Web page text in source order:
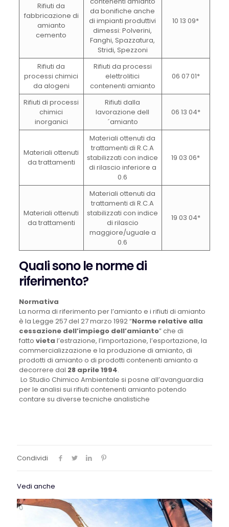
Rifiuti da
fabbricazione di
amianto
cemento
da bonifiche anche
di impianti produttivi
dimessi: Polverini,
Fanghi, Spazzatura,
Stridi, Spezzoni
10 13 09*
Rifiuti da
processi chimici
da alogeni
Rifiuti da processi
elettrolitici
contenenti amianto
06 07 01*
Rifiuti di processi
chimici
inorganici
Rifiuti dalla
lavorazione dell
´amianto
06 13 04*
Materiali ottenuti
da trattamenti
Materiali ottenuti da
trattamenti di R.C.A
stabilizzati con indice
di rilascio inferiore a
0.6
19 03 06*
Materiali ottenuti
da trattamenti
Materiali ottenuti da
trattamenti di R.C.A
stabilizzati con indice
di rilascio
maggiore/uguale a
0.6
19 03 04*
Quali sono le norme di
riferimento?
Normativa
La norma di riferimento per l’amianto e i rifiuti di amianto
è la Legge 257 del 27 marzo 1992 “Norme relative alla
cessazione dell’impiego dell’amianto” che di
fatto vieta l’estrazione, l’importazione, l’esportazione, la
commercializzazione e la produzione di amianto, di
prodotti di amianto o di prodotti contenenti amianto a
decorrere dal 28 aprile 1994.
Lo Studio Chimico Ambientale si posne all’avanguardia
per le analisi sui rifiuti contenenti amianto potendo
contare su diverse tecniche analistiche
Condividi
Vedi anche